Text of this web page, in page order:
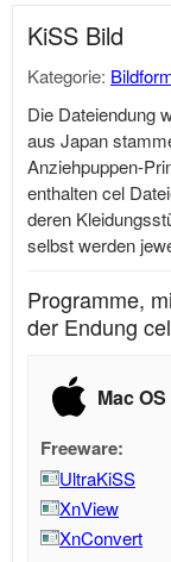
KiSS Bild
Kategorie:
Die Dateiendung
aus Japan
Anziehpuppen-
enthalten cel
deren
selbst werden
Programme,
der Endung
Mac OS
Freeware:
UltraKiSS
XnView
XnConvert